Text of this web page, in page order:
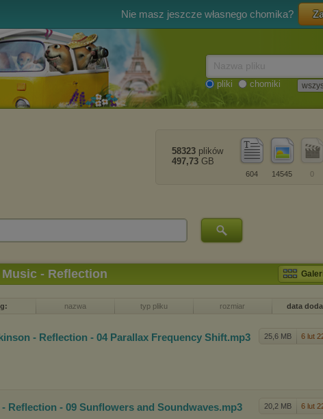
Nie masz jeszcze własnego chomika?
pliki chomiki
0
14545
604
58323 plików
497,73 GB
- Reflection
nazwa typ pliku rozmiar data
25,6 MB 6 lut
- Reflection - 04 Parallax Frequency Shift.mp3
20,2 MB 6 lut
Reflection - 09 Sunflowers and Soundwaves.mp3